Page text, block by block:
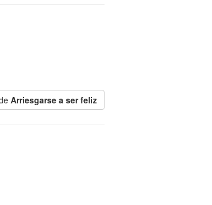
Arriesgarse a ser feliz